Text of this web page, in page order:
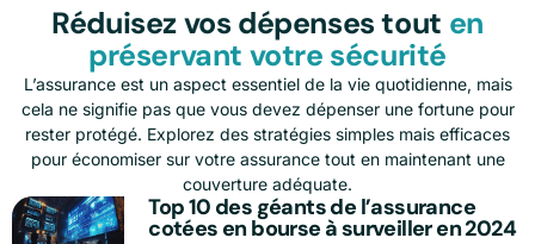
Réduisez vos dépenses tout en
préservant votre sécurité
L’assurance est un aspect essentiel de la vie quotidienne, mais
cela ne signifie pas que vous devez dépenser une fortune pour
rester protégé. Explorez des stratégies simples mais efficaces
pour économiser sur votre assurance tout en maintenant une
couverture adéquate.
Top 10 des géants de l’assurance
cotées en bourse à surveiller en 2024